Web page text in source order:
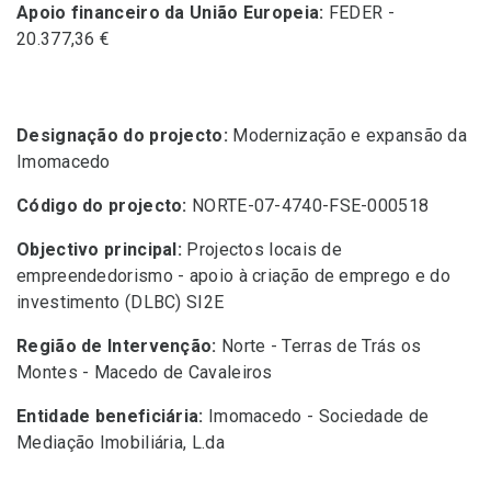
Apoio financeiro da União Europeia: FEDER -
20.377,36 €
Designação do projecto: Modernização e expansão da
Imomacedo
Código do projecto: NORTE-07-4740-FSE-000518
Objectivo principal: Projectos locais de
empreendedorismo - apoio à criação de emprego e do
investimento (DLBC) SI2E
Região de Intervenção: Norte - Terras de Trás os
Montes - Macedo de Cavaleiros
Entidade beneficiária: Imomacedo - Sociedade de
Mediação Imobiliária, L.da